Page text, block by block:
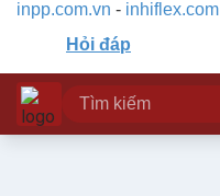
inpp.com.vn - inhiflex.com
Hỏi đáp